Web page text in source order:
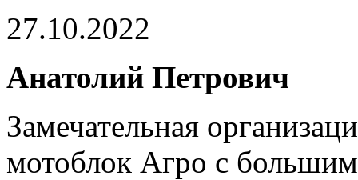
27.10.2022
Анатолий Петрович
Замечательная
мотоблок Агро с